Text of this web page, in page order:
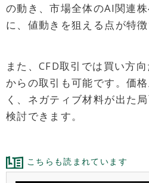
の動き、市場全体のAI関連
に、値動きを狙える点が特徴
また、CFD取引では買い方
からの取引も可能です。価
く、ネガティブ材料が出た
検討できます。
こちらも読まれています